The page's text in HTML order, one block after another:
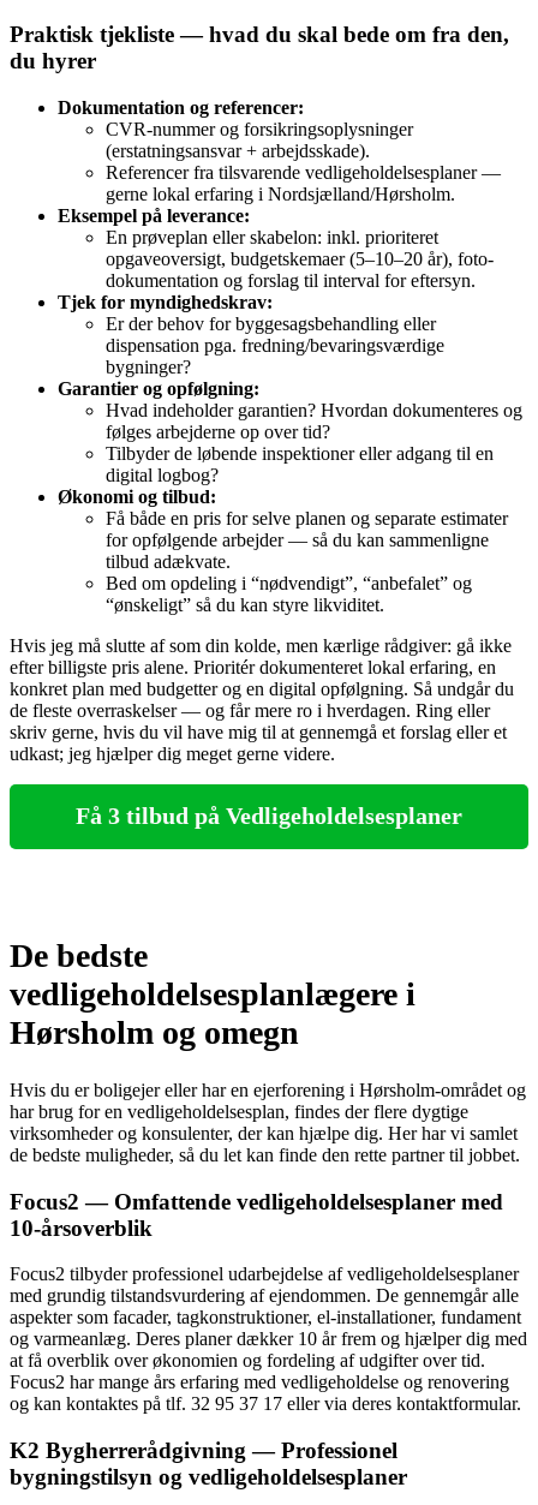
Praktisk tjekliste — hvad du skal bede om fra den,
du hyrer
Dokumentation og referencer:
CVR‑nummer og forsikringsoplysninger
(erstatningsansvar + arbejdsskade).
Referencer fra tilsvarende vedligeholdelsesplaner —
gerne lokal erfaring i Nordsjælland/Hørsholm.
Eksempel på leverance:
En prøveplan eller skabelon: inkl. prioriteret
opgaveoversigt, budgetskemaer (5–10–20 år), foto-
dokumentation og forslag til interval for eftersyn.
Tjek for myndighedskrav:
Er der behov for byggesagsbehandling eller
dispensation pga. fredning/bevaringsværdige
bygninger?
Garantier og opfølgning:
Hvad indeholder garantien? Hvordan dokumenteres og
følges arbejderne op over tid?
Tilbyder de løbende inspektioner eller adgang til en
digital logbog?
Økonomi og tilbud:
Få både en pris for selve planen og separate estimater
for opfølgende arbejder — så du kan sammenligne
tilbud adækvate.
Bed om opdeling i “nødvendigt”, “anbefalet” og
“ønskeligt” så du kan styre likviditet.
Hvis jeg må slutte af som din kolde, men kærlige rådgiver: gå ikke
efter billigste pris alene. Prioritér dokumenteret lokal erfaring, en
konkret plan med budgetter og en digital opfølgning. Så undgår du
de fleste overraskelser — og får mere ro i hverdagen. Ring eller
skriv gerne, hvis du vil have mig til at gennemgå et forslag eller et
udkast; jeg hjælper dig meget gerne videre.
Få 3 tilbud på Vedligeholdelsesplaner
De bedste
vedligeholdelsesplanlægere i
Hørsholm og omegn
Hvis du er boligejer eller har en ejerforening i Hørsholm-området og
har brug for en vedligeholdelsesplan, findes der flere dygtige
virksomheder og konsulenter, der kan hjælpe dig. Her har vi samlet
de bedste muligheder, så du let kan finde den rette partner til jobbet.
Focus2 — Omfattende vedligeholdelsesplaner med
10-årsoverblik
Focus2 tilbyder professionel udarbejdelse af vedligeholdelsesplaner
med grundig tilstandsvurdering af ejendommen. De gennemgår alle
aspekter som facader, tagkonstruktioner, el-installationer, fundament
og varmeanlæg. Deres planer dækker 10 år frem og hjælper dig med
at få overblik over økonomien og fordeling af udgifter over tid.
Focus2 har mange års erfaring med vedligeholdelse og renovering
og kan kontaktes på tlf. 32 95 37 17 eller via deres kontaktformular.
K2 Bygherrerådgivning — Professionel
bygningstilsyn og vedligeholdelsesplaner